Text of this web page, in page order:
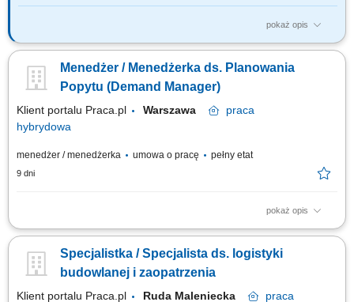
pokaż opis
Position Purpose This is an exciting opportunity to join a dynamic global
Customer Service operations. In this role, you will help ensure that
internal and external customers worldwide receive best-in-class service
Menedżer / Menedżerka ds. Planowania
Popytu (Demand Manager)
Klient portalu Praca.pl Warszawa
praca
hybrydowa
menedżer / menedżerka umowa o pracę pełny etat
9 dni
pokaż opis
Nadzorowanie i koordynowanie całościowego procesu prognozowania
optymalizacja struktur planowania operacyjnego i sprzedaży (S&OP).
Prowadzenie kluczowych spotkań biznesowych w ramach S&OP oraz
Specjalistka / Specjalista ds. logistyki
budowlanej i zaopatrzenia
Klient portalu Praca.pl Ruda Maleniecka
praca